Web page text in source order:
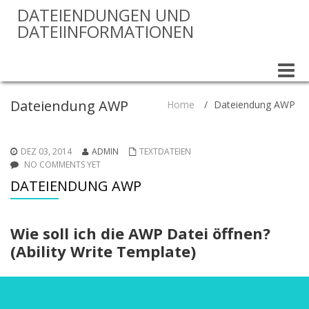
DATEIENDUNGEN UND
DATEIINFORMATIONEN
Toggle
Dateiendung AWP Home / Dateiendung AWP
DEZ 03, 2014 ADMIN
TEXTDATEIEN
NO COMMENTS YET
DATEIENDUNG AWP
Wie soll ich die AWP Datei öffnen?
(Ability Write Template)